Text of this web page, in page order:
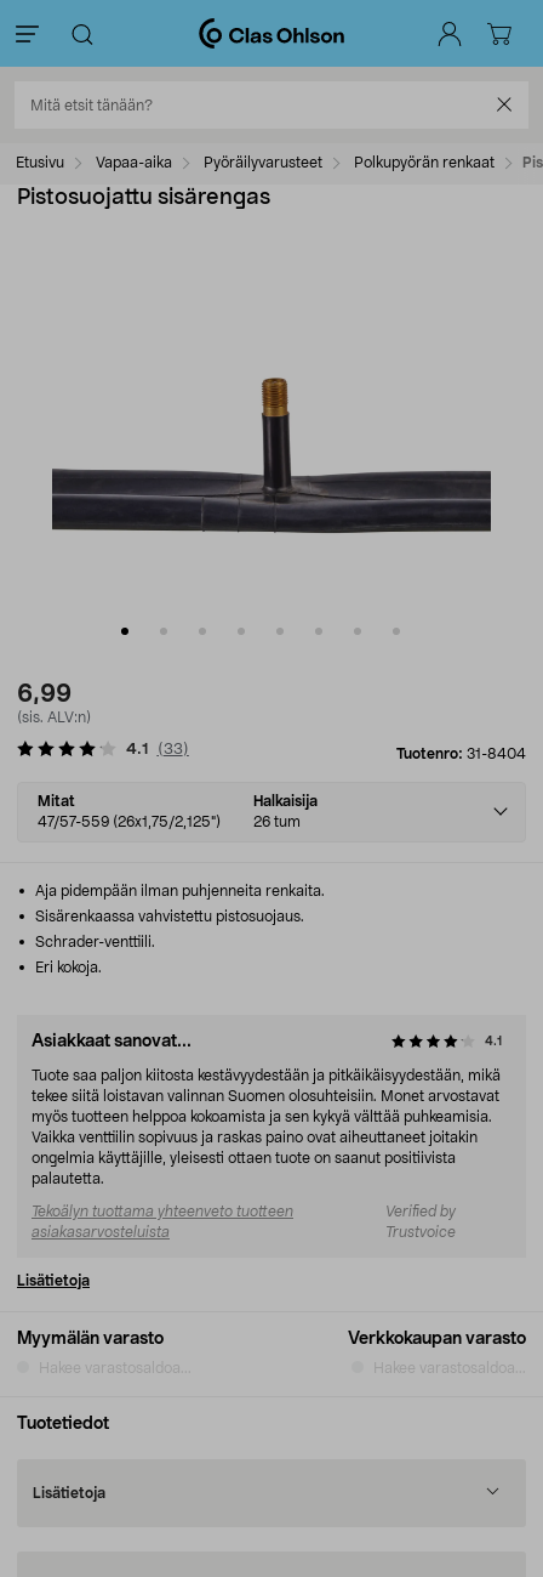
Etusivu Vapaa-aika Pyöräilyvarusteet Polkupyörän renkaat
Pistosuojattu sisärengas
6,99
(sis. ALV:n)
Tuotenro: 31-8404
4.1 (33)
Select
variant
Mitat
47/57-559 (26x1,75/2,125")
Halkaisija
26 tum
Myymälän varasto
Hakee varastosaldoa...
Verkkokaupan varasto
Hakee varastosaldoa...
Aja pidempään ilman puhjenneita renkaita.
Sisärenkaassa vahvistettu pistosuojaus.
Schrader-venttiili.
Eri kokoja.
Asiakkaat sanovat... 4.1
Tuote saa paljon kiitosta kestävyydestään ja pitkäikäisyydestään, mikä
tekee siitä loistavan valinnan Suomen olosuhteisiin. Monet arvostavat
myös tuotteen helppoa kokoamista ja sen kykyä välttää puhkeamisia.
Vaikka venttiilin sopivuus ja raskas paino ovat aiheuttaneet joitakin
ongelmia käyttäjille, yleisesti ottaen tuote on saanut positiivista
palautetta.
Tekoälyn tuottama yhteenveto tuotteen
asiakasarvosteluista
Verified by
Trustvoice
Lisätietoja
Tuotetiedot
Lisätietoja